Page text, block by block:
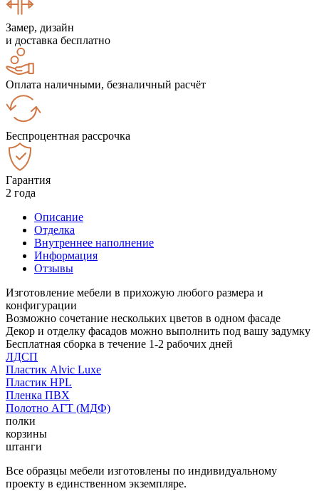
Замер, дизайн
и доставка бесплатно
Оплата наличными, безналичный расчёт
Беспроцентная рассрочка
Гарантия
2 года
Описание
Отделка
Внутреннее наполнение
Информация
Отзывы
Изготовление мебели в прихожую любого размера и
конфигурации
Возможно сочетание нескольких цветов в одном фасаде
Декор и отделку фасадов можно выполнить под вашу задумку
Бесплатная сборка в течение 1-2 рабочих дней
ЛДСП
Пластик Alvic Luxe
Пластик HPL
Пленка ПВХ
Полотно АГТ (МДФ)
полки
корзины
штанги
Все образцы мебели изготовлены по индивидуальному
проекту в единственном экземпляре.